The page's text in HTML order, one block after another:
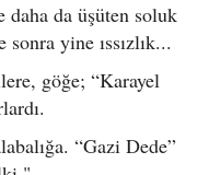
daha da üşüten soluk
yine ıssızlık...
göğe; “Karayel
“Gazi Dede”